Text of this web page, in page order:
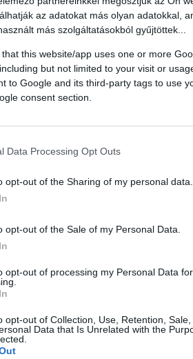
az adatokat más olyan adatokkal,
más szolgáltatásokból gyűjtöttek...
that this website/app uses one or more
but not limited to your visit or
to Google and its third-party tags to use
consent section.
Data Processing Opt Outs
opt-out of the Sharing of my personal data.
opt-out of the Sale of my Personal Data.
opt-out of processing my Personal Data
opt-out of Collection, Use, Retention,
Data that Is Unrelated with the
az Egis Gyógyszergyár Nyrt.-nél
tevékenységemet legfőképpen a
Úgy érzem, az MCC és
fektetnek hangsúlyt a